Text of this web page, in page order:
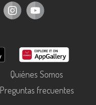
Quiénes Somos
Preguntas frecuentes